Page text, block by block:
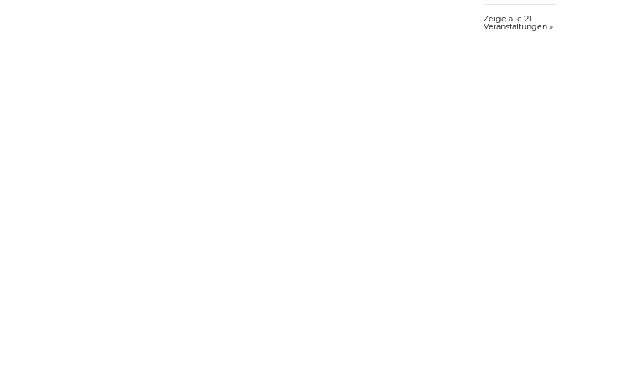
Zeige alle 21
Veranstaltungen »